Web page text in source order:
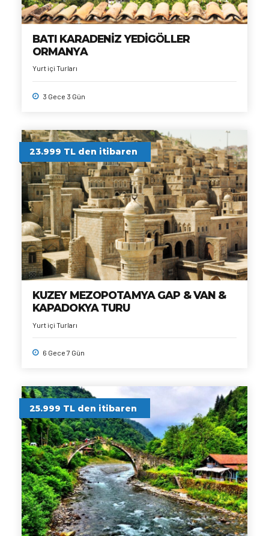
BATI KARADENİZ YEDİGÖLLER
ORMANYA
Yurt içi Turları
3 Gece 3 Gün
23.999 TL den itibaren
KUZEY MEZOPOTAMYA GAP & VAN &
KAPADOKYA TURU
Yurt içi Turları
6 Gece 7 Gün
25.999 TL den itibaren